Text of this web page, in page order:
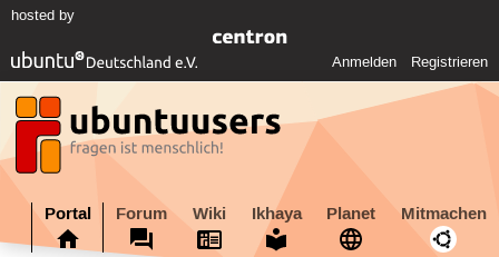
hosted by
Anmelden Registrieren
Portal Forum Wiki Ikhaya Planet Mitmachen